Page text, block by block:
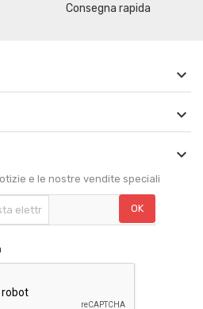
Consegna rapida



e le nostre vendite speciali